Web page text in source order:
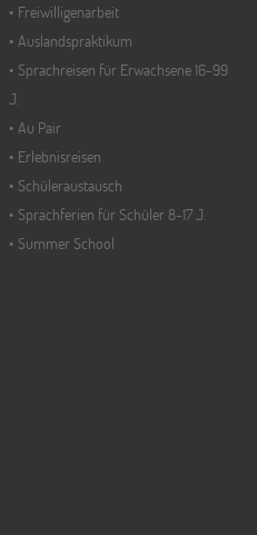
Freiwilligenarbeit
Auslandspraktikum
Sprachreisen für Erwachsene 16-99
J.
Au Pair
Erlebnisreisen
Schüleraustausch
Sprachferien für Schüler 8-17 J.
Summer School